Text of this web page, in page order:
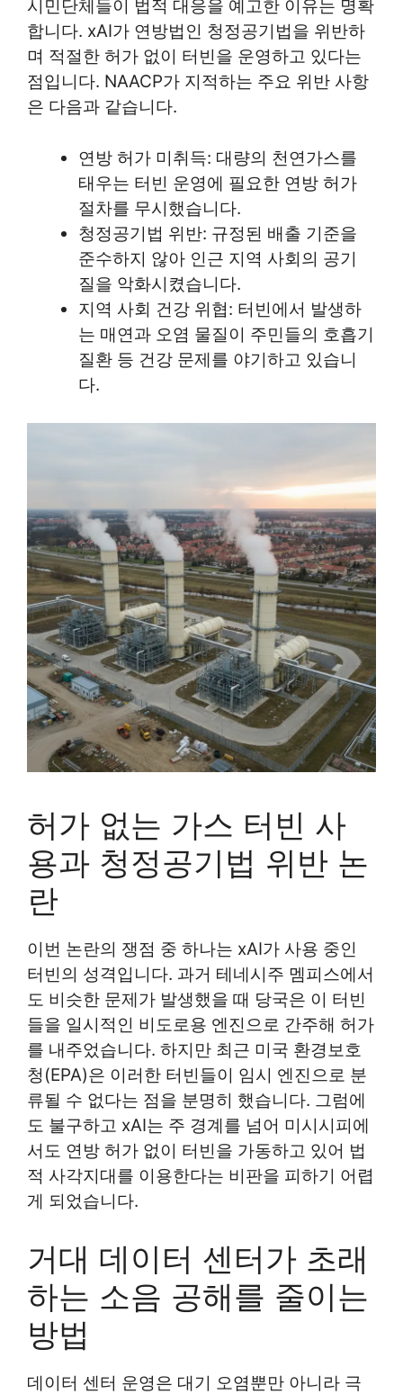
시민단체들이 법적 대응을 예고한 이유는 명확
합니다. xAI가 연방법인 청정공기법을 위반하
며 적절한 허가 없이 터빈을 운영하고 있다는
점입니다. NAACP가 지적하는 주요 위반 사항
은 다음과 같습니다.
연방 허가 미취득: 대량의 천연가스를
태우는 터빈 운영에 필요한 연방 허가
절차를 무시했습니다.
청정공기법 위반: 규정된 배출 기준을
준수하지 않아 인근 지역 사회의 공기
질을 악화시켰습니다.
지역 사회 건강 위협: 터빈에서 발생하
는 매연과 오염 물질이 주민들의 호흡기
질환 등 건강 문제를 야기하고 있습니
다.
허가 없는 가스 터빈 사
용과 청정공기법 위반 논
란
이번 논란의 쟁점 중 하나는 xAI가 사용 중인
터빈의 성격입니다. 과거 테네시주 멤피스에서
도 비슷한 문제가 발생했을 때 당국은 이 터빈
들을 일시적인 비도로용 엔진으로 간주해 허가
를 내주었습니다. 하지만 최근 미국 환경보호
청(EPA)은 이러한 터빈들이 임시 엔진으로 분
류될 수 없다는 점을 분명히 했습니다. 그럼에
도 불구하고 xAI는 주 경계를 넘어 미시시피에
서도 연방 허가 없이 터빈을 가동하고 있어 법
적 사각지대를 이용한다는 비판을 피하기 어렵
게 되었습니다.
거대 데이터 센터가 초래
하는 소음 공해를 줄이는
방법
데이터 센터 운영은 대기 오염뿐만 아니라 극